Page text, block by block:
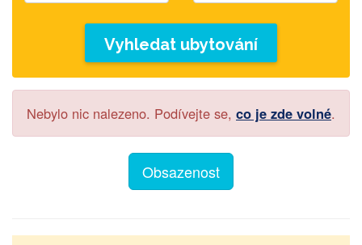
Vyhledat ubytování
Nebylo nic nalezeno. Podívejte se, co je zde volné.
Obsazenost